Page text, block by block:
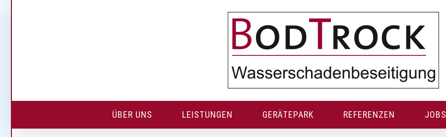
ÜBER UNS LEISTUNGEN GERÄTEPARK REFERENZEN JOBS